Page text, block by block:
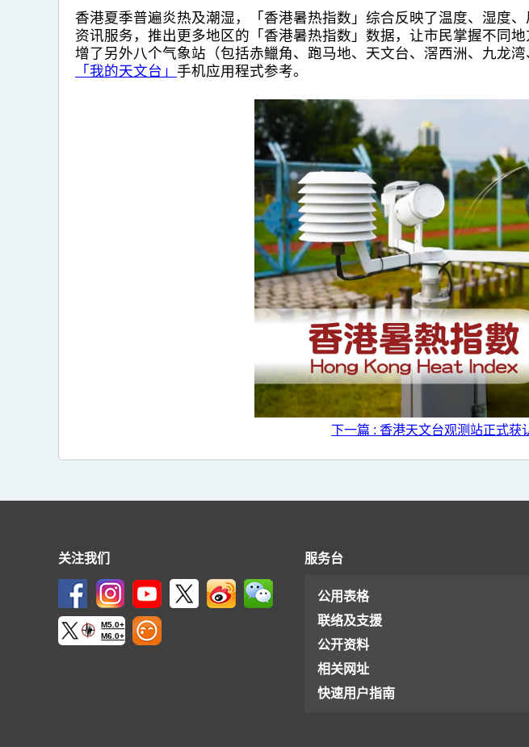
香港夏季普遍炎热及潮湿，「香港暑热指数」综合反映了温度、湿度
资讯服务，推出更多地区的「香港暑热指数」数据，让市民掌握不同
增了另外八个气象站（包括赤鱲角、跑马地、天文台、滘西洲、九龙
「我的天文台」 手机应用程式参考。
下一篇 : 香港天文台观测站正式
关注我们
M5.0+
M6.0+
服务台
公用表格
联络及支援
公开资料
相关网址
快速用户指南